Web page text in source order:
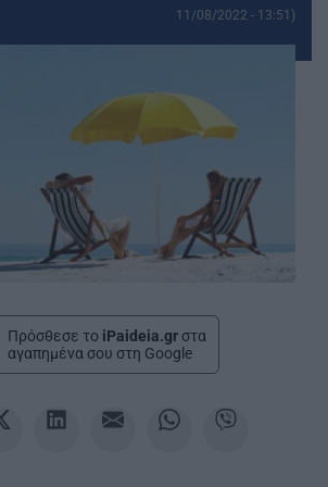
11/08/2022 - 13:51)
Πρόσθεσε το iPaideia.gr στα
αγαπημένα σου στη Google